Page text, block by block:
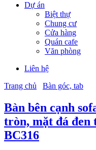
Dự án
Biệt thự
Chung cư
Cửa hàng
Quán cafe
Văn phòng
Liên hệ
Trang chủ
Bàn góc, tab
Bàn bên cạnh
tròn, mặt đá đen
BC316